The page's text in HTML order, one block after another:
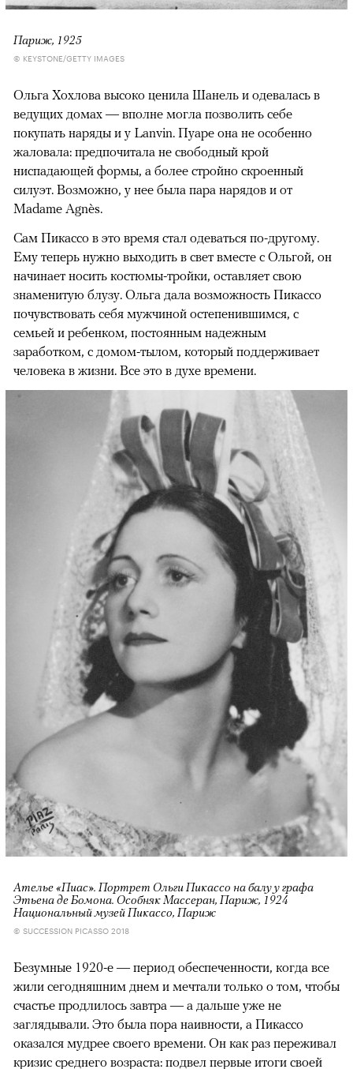
Париж, 1925
© KEYSTONE/GETTY IMAGES
Ольга Хохлова высоко ценила Шанель и одевалась в
ведущих домах — вполне могла позволить себе
покупать наряды и у Lanvin. Пуаре она не особенно
жаловала: предпочитала не свободный крой
ниспадающей формы, а более стройно скроенный
силуэт. Возможно, у нее была пара нарядов и от
Madame Agnès.
Сам Пикассо в это время стал одеваться по-другому.
Ему теперь нужно выходить в свет вместе с Ольгой, он
начинает носить костюмы-тройки, оставляет свою
знаменитую блузу. Ольга дала возможность Пикассо
почувствовать себя мужчиной остепенившимся, с
семьей и ребенком, постоянным надежным
заработком, с домом-тылом, который поддерживает
человека в жизни. Все это в духе времени.
Ателье «Пиас». Портрет Ольги Пикассо на балу у графа
Этьена де Бомона. Особняк Массеран, Париж, 1924
Национальный музей Пикассо, Париж
© SUCCESSION PICASSO 2018
Безумные 1920-е — период обеспеченности, когда все
жили сегодняшним днем и мечтали только о том, чтобы
счастье продлилось завтра — а дальше уже не
заглядывали. Это была пора наивности, а Пикассо
оказался мудрее своего времени. Он как раз переживал
кризис среднего возраста: подвел первые итоги своей